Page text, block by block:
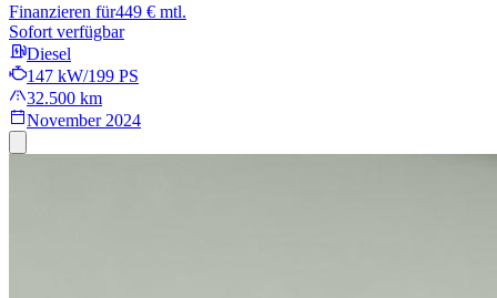
Finanzieren für449 € mtl.
Sofort verfügbar
Diesel
147 kW/199 PS
32.500 km
November 2024